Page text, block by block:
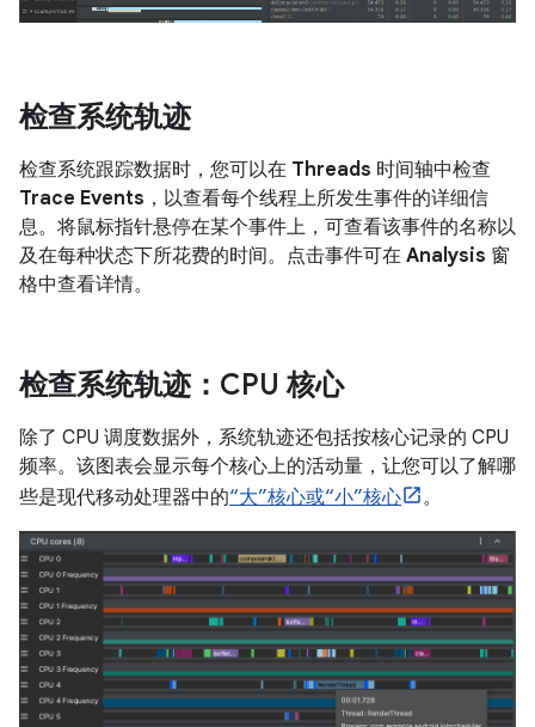
检查系统轨迹
检查系统跟踪数据时，您可以在 Threads 时间轴中检查
Trace Events ，以查看每个线程上所发生事件的详细信
息。将鼠标指针悬停在某个事件上，可查看该事件的名称以
及在每种状态下所花费的时间。点击事件可在 Analysis 窗
格中查看详情。
检查系统轨迹：CPU 核心
除了 CPU 调度数据外，系统轨迹还包括按核心记录的 CPU
频率。该图表会显示每个核心上的活动量，让您可以了解哪
些是现代移动处理器中的“大”核心或“小”核心 。